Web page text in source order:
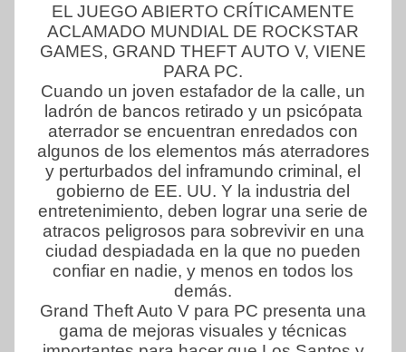
EL JUEGO ABIERTO CRÍTICAMENTE
ACLAMADO MUNDIAL DE ROCKSTAR
GAMES, GRAND THEFT AUTO V, VIENE
PARA PC.
Cuando un joven estafador de la calle, un
ladrón de bancos retirado y un psicópata
aterrador se encuentran enredados con
algunos de los elementos más aterradores
y perturbados del inframundo criminal, el
gobierno de EE. UU. Y la industria del
entretenimiento, deben lograr una serie de
atracos peligrosos para sobrevivir en una
ciudad despiadada en la que no pueden
confiar en nadie, y menos en todos los
demás.
Grand Theft Auto V para PC presenta una
gama de mejoras visuales y técnicas